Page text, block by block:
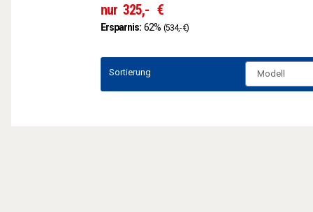
nur 325,- €
Ersparnis: 62% (534,- €)
Sortierung